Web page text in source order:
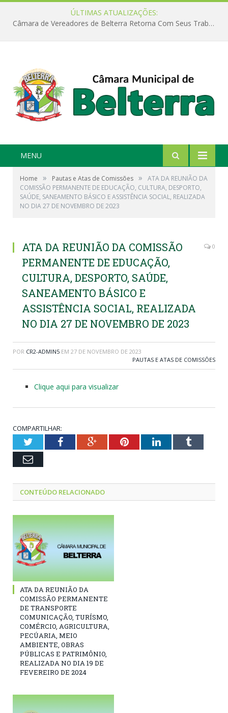
ÚLTIMAS ATUALIZAÇÕES:
Câmara de Vereadores de Belterra Retorna Com Seus Trabalhos Legislativos
MENU
Home » Pautas e Atas de Comissões »
ATA DA REUNIÃO DA
COMISSÃO PERMANENTE DE EDUCAÇÃO, CULTURA, DESPORTO,
SAÚDE, SANEAMENTO BÁSICO E ASSISTÊNCIA SOCIAL, REALIZADA
NO DIA 27 DE NOVEMBRO DE 2023
ATA DA REUNIÃO DA COMISSÃO
PERMANENTE DE EDUCAÇÃO,
CULTURA, DESPORTO, SAÚDE,
SANEAMENTO BÁSICO E
ASSISTÊNCIA SOCIAL, REALIZADA
NO DIA 27 DE NOVEMBRO DE 2023
0
POR CR2-ADMIN5 EM 27 DE NOVEMBRO DE 2023
PAUTAS E ATAS DE COMISSÕES
Clique aqui para visualizar
COMPARTILHAR:
TwitterFacebookGoogle+PinterestLinkedInTumblr
Email
CONTEÚDO RELACIONADO
ATA DA REUNIÃO DA
COMISSÃO PERMANENTE
DE TRANSPORTE
COMUNICAÇÃO, TURÍSMO,
COMÉRCIO, AGRICULTURA,
PECÚARIA, MEIO
AMBIENTE, OBRAS
PÚBLICAS E PATRIMÔNIO,
REALIZADA NO DIA 19 DE
FEVEREIRO DE 2024